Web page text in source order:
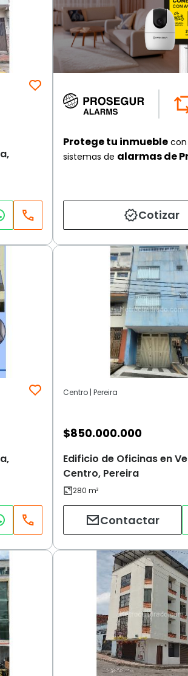
Protege tu inmueble con
sistemas de alarmas de
Cotizar
Centro | Pereira
$850.000.000
Edificio de Oficinas en
Centro, Pereira
Contactar